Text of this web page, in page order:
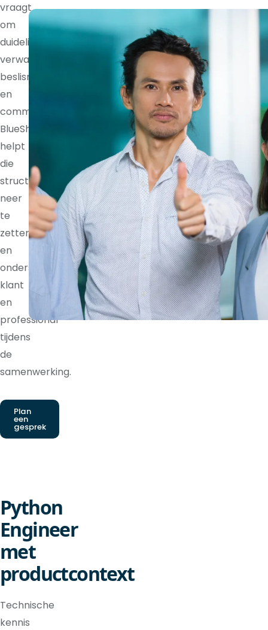
vraagt
om
duidelijke
verwachtingen,
beslisrechten
en
communicatieritmes.
BlueShores
helpt
die
structuur
neer
te
zetten
en
ondersteunt
klant
en
professional
tijdens
de
samenwerking.
Plan
een
gesprek
Python
Engineer
met
productcontext
Technische
kennis